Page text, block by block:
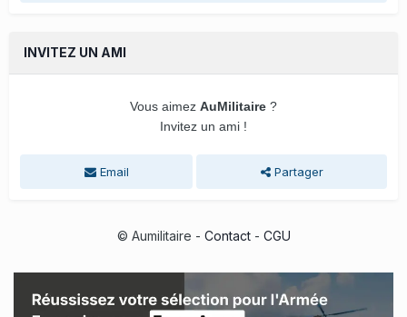
INVITEZ UN AMI
Vous aimez AuMilitaire ?
Invitez un ami !
Email Partager
© Aumilitaire - Contact- CGU